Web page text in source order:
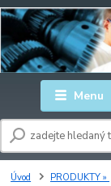
Menu
Úvod PRODUKTY »